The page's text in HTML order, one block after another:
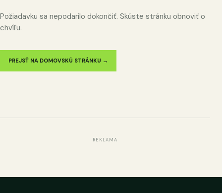
Požiadavku sa nepodarilo dokončiť. Skúste stránku obnoviť o
chvíľu.
PREJSŤ NA DOMOVSKÚ STRÁNKU →
REKLAMA